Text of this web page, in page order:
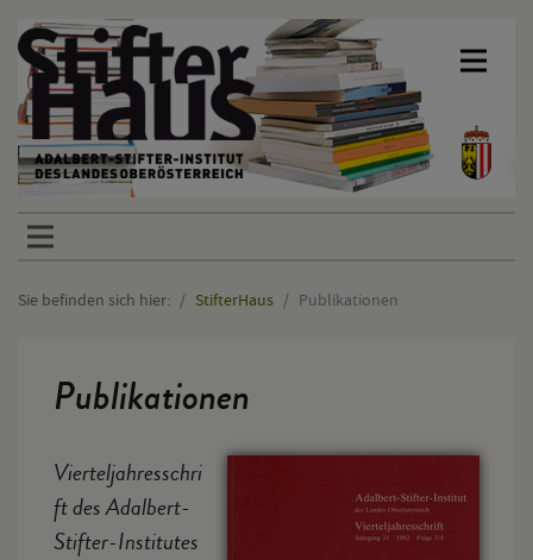
Sprunglinks
Sie befinden sich hier: StifterHaus Publikationen
Publikationen
Vierteljahresschri
ft des Adalbert-
Stifter-Institutes